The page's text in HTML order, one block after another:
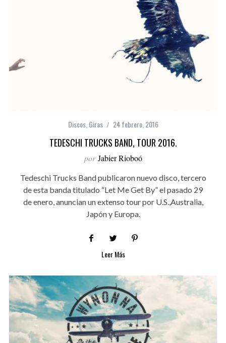
Discos, Giras 24 febrero, 2016
TEDESCHI TRUCKS BAND, TOUR 2016.
por Jabier Rioboó
Tedeschi Trucks Band publicaron nuevo disco, tercero
de esta banda titulado “Let Me Get By” el pasado 29
de enero, anuncian un extenso tour por U.S.,Australia,
Japón y Europa.
Leer Más